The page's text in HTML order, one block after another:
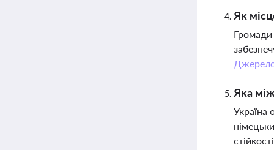
Як
Громади
Яка
Україна